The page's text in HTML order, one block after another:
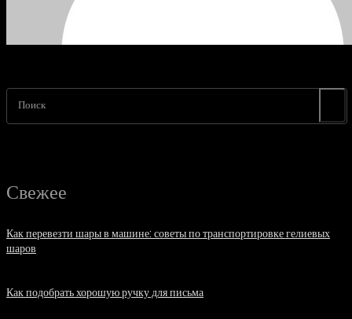
Поиск
Свежее
Как перевезти шары в машине: советы по транспортировке гелиевых
шаров
Как подобрать хорошую ручку для письма